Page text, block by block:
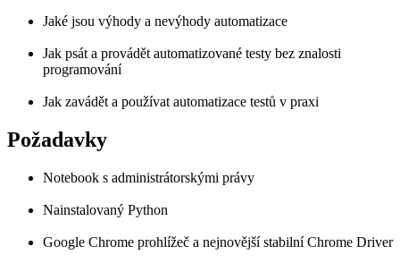
Jaké jsou výhody a nevýhody automatizace
Jak psát a provádět automatizované testy bez znalosti
programování
Jak zavádět a používat automatizace testů v praxi
Požadavky
Notebook s administrátorskými právy
Nainstalovaný Python
Google Chrome prohlížeč a nejnovější stabilní Chrome Driver